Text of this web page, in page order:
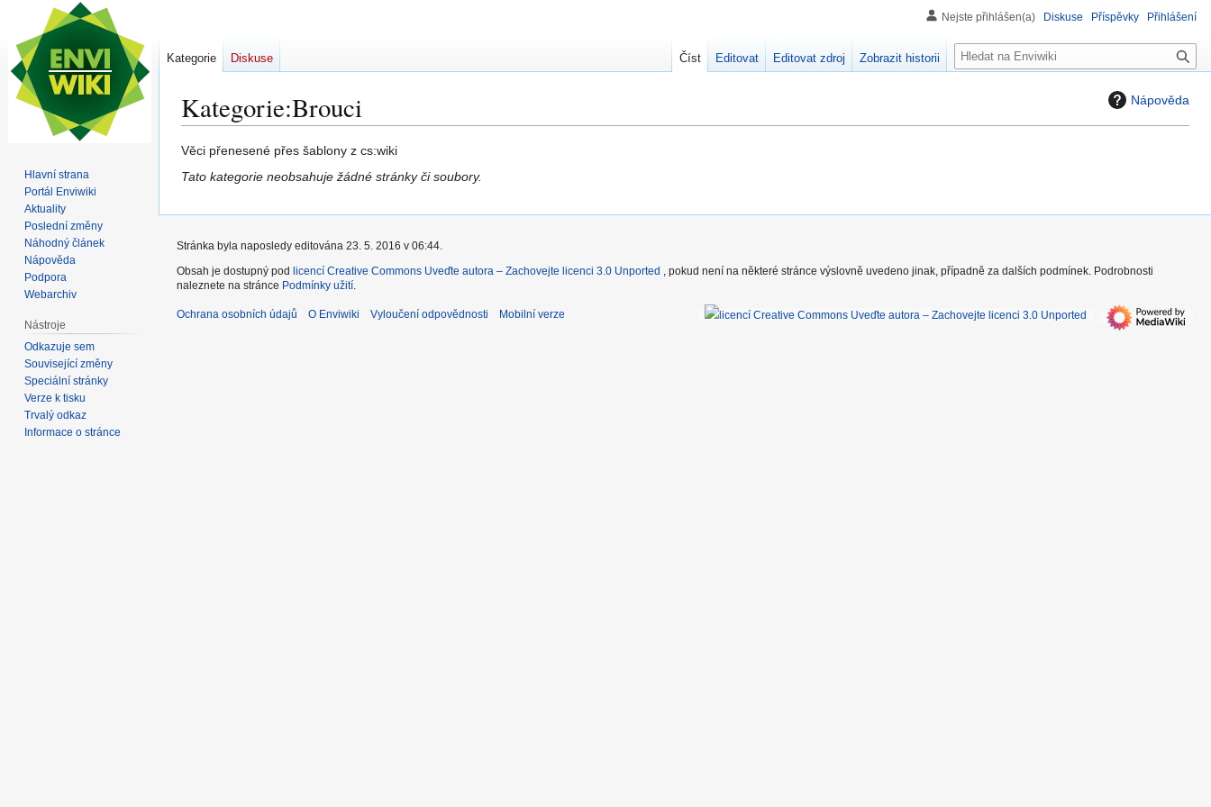
Nápověda
Kategorie:Brouci
Skočit
na
Skočit
na
Věci přenesené přes šablony z cs:wiki
Tato kategorie neobsahuje žádné stránky či soubory.
Nejste přihlášen(a) Diskuse Příspěvky Přihlášení
Kategorie Diskuse Číst Editovat Editovat zdroj Zobrazit historii
H
l
á
Hlavní strana
Portál Enviwiki
Aktuality
Poslední změny
Náhodný článek
Nápověda
Podpora
Webarchiv
Nástroje
Odkazuje sem
Související změny
Speciální stránky
Verze k tisku
Trvalý odkaz
Informace o stránce
Stránka byla naposledy editována 23. 5. 2016 v 06:44.
Obsah je dostupný pod licencí Creative Commons Uveďte autora – Zachovejte licenci 3.0 Unported , pokud není na některé stránce výslovně uvedeno jinak, případně za dalších podmínek. Podrobnosti
naleznete na stránce Podmínky užití.
Ochrana osobních údajů O Enviwiki Vyloučení odpovědnosti Mobilní verze